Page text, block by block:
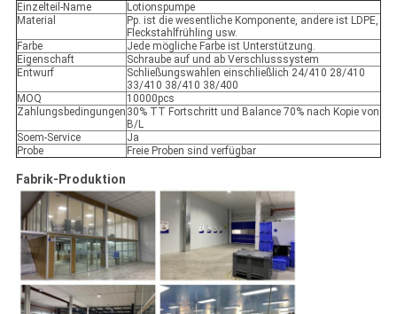
Einzelteil-Name
Lotionspumpe
Material
Pp. ist die wesentliche Komponente, andere ist LDPE,
Fleckstahlfrühling usw.
Farbe
Jede mögliche Farbe ist Unterstützung.
Eigenschaft
Schraube auf und ab Verschlusssystem
Entwurf
Schließungswahlen einschließlich 24/410 28/410
33/410 38/410 38/400
MOQ
10000pcs
Zahlungsbedingungen 30% TT Fortschritt und Balance 70% nach Kopie von
B/L
Soem-Service
Ja
Probe
Freie Proben sind verfügbar
Fabrik-Produktion